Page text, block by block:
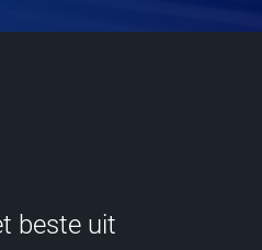
beste uit